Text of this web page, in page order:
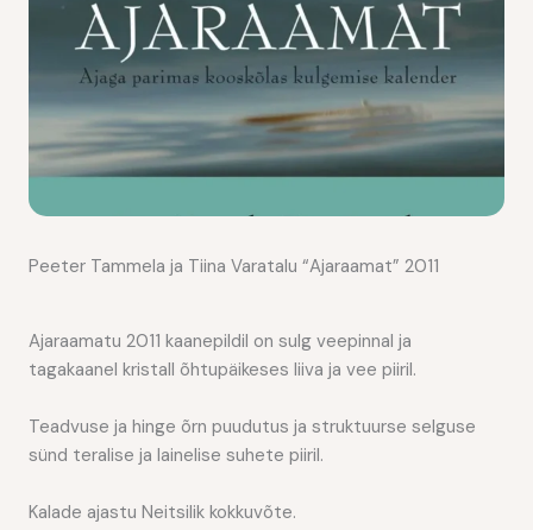
Peeter Tammela ja Tiina Varatalu “Ajaraamat” 2011
Ajaraamatu 2011 kaanepildil on sulg veepinnal ja
tagakaanel kristall õhtupäikeses liiva ja vee piiril.
Teadvuse ja hinge õrn puudutus ja struktuurse selguse
sünd teralise ja lainelise suhete piiril.
Kalade ajastu Neitsilik kokkuvõte.